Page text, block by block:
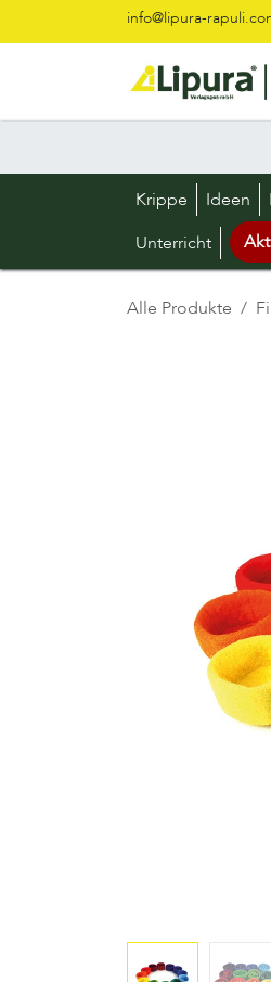
Zum Inhalt springeninfo@lipura-
Krippe Ideen
Unterricht
Alle Produkte